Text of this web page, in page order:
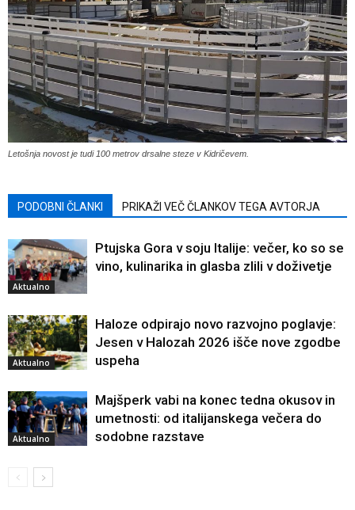
Letošnja novost je tudi 100 metrov drsalne steze v Kidričevem.
PODOBNI ČLANKI PRIKAŽI VEČ ČLANKOV TEGA AVTORJA
Aktualno
Ptujska Gora v soju Italije: večer, ko so se
vino, kulinarika in glasba zlili v doživetje
Aktualno
Haloze odpirajo novo razvojno poglavje:
Jesen v Halozah 2026 išče nove zgodbe
uspeha
Aktualno
Majšperk vabi na konec tedna okusov in
umetnosti: od italijanskega večera do
sodobne razstave